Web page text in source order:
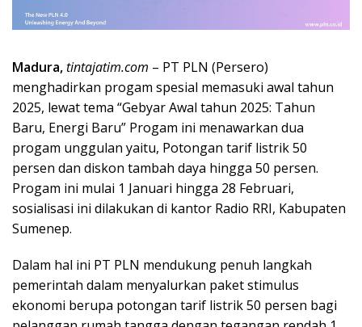
Madura,tintajatim.com – PT PLN (Persero)
menghadirkan progam spesial memasuki awal tahun
2025, lewat tema “Gebyar Awal tahun 2025: Tahun
Baru, Energi Baru” Progam ini menawarkan dua
progam unggulan yaitu, Potongan tarif listrik 50
persen dan diskon tambah daya hingga 50 persen.
Progam ini mulai 1 Januari hingga 28 Februari,
sosialisasi ini dilakukan di kantor Radio RRI, Kabupaten
Sumenep.
Dalam hal ini PT PLN mendukung penuh langkah
pemerintah dalam menyalurkan paket stimulus
ekonomi berupa potongan tarif listrik 50 persen bagi